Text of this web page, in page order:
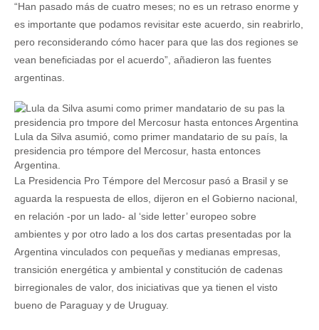
“Han pasado más de cuatro meses; no es un retraso enorme y
es importante que podamos revisitar este acuerdo, sin reabrirlo,
pero reconsiderando cómo hacer para que las dos regiones se
vean beneficiadas por el acuerdo”, añadieron las fuentes
argentinas.
Lula da Silva asumió, como primer mandatario de su país, la
presidencia pro témpore del Mercosur, hasta entonces
Argentina.
La Presidencia Pro Témpore del Mercosur pasó a Brasil y se
aguarda la respuesta de ellos, dijeron en el Gobierno nacional,
en relación -por un lado- al ‘side letter’ europeo sobre
ambientes y por otro lado a los dos cartas presentadas por la
Argentina vinculados con pequeñas y medianas empresas,
transición energética y ambiental y constitución de cadenas
birregionales de valor, dos iniciativas que ya tienen el visto
bueno de Paraguay y de Uruguay.